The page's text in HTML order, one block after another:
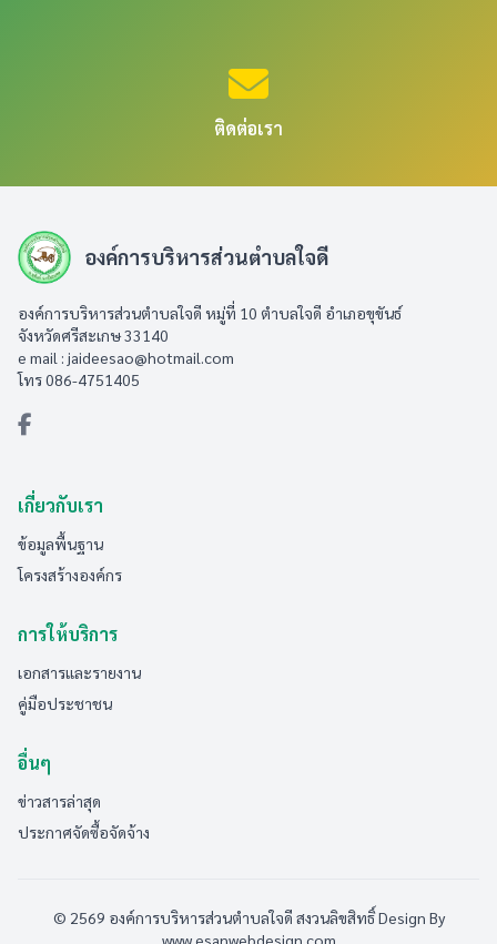
ติดต่อเรา
องค์การบริหารส่วนตำบลใจดี
องค์การบริหารส่วนตำบลใจดี หมู่ที่ 10 ตำบลใจดี อำเภอขุขันธ์
จังหวัดศรีสะเกษ 33140
e mail : jaideesao@hotmail.com
โทร 086-4751405
เกี่ยวกับเรา
ข้อมูลพื้นฐาน
โครงสร้างองค์กร
การให้บริการ
เอกสารและรายงาน
คู่มือประชาชน
อื่นๆ
ข่าวสารล่าสุด
ประกาศจัดซื้อจัดจ้าง
© 2569 องค์การบริหารส่วนตำบลใจดี สงวนลิขสิทธิ์Design By
www.esanwebdesign.com